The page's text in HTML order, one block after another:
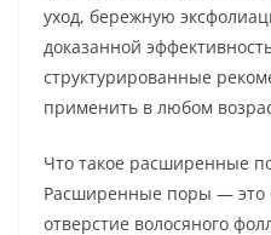
уход, бережную
доказанной
структурированные
применить в любом
Что такое расширенные
Расширенные поры — это
отверстие волосяного